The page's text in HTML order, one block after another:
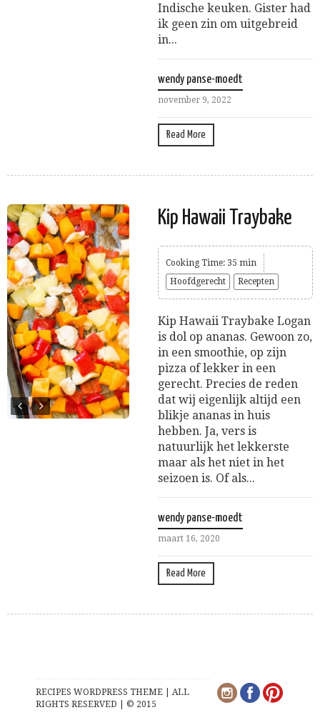
Indische keuken. Gister had
ik geen zin om uitgebreid
in...
wendy panse-moedt
november 9, 2022
Read More
Kip Hawaii Traybake
Cooking Time: 35 min
Hoofdgerecht
Recepten
Kip Hawaii Traybake Logan
is dol op ananas. Gewoon zo,
in een smoothie, op zijn
pizza of lekker in een
gerecht. Precies de reden
dat wij eigenlijk altijd een
blikje ananas in huis
hebben. Ja, vers is
natuurlijk het lekkerste
maar als het niet in het
seizoen is. Of als...
wendy panse-moedt
maart 16, 2020
Read More
RECIPES WORDPRESS THEME | ALL
RIGHTS RESERVED | © 2015